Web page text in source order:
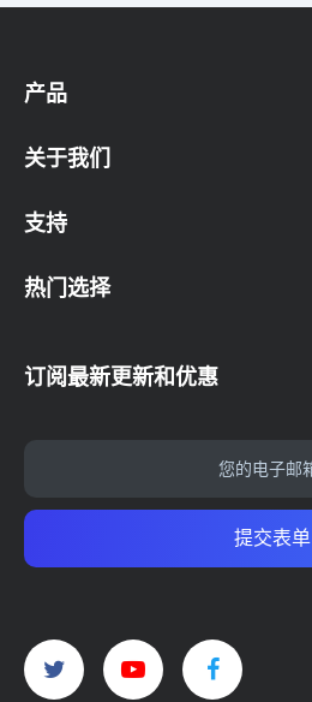
产品
关于我们
支持
热门选择
订阅最新更新和优惠
提交表单